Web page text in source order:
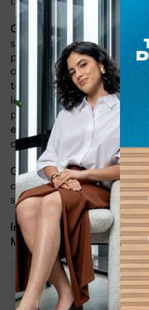
Os detalhes metalizados e o
são um convite para um
personalidade. Fabricado
de alta qualidade, incluindo
tornozelo para maior
leveza,
pesando apenas
permaneçam
em EVA proporciona
conforto a um novo nível.
Com uma sola de 4,10 cm, o
oferece o suporte
seu estilo atemporal se
Indicado para:Dia a dia,
Material: Sintético
Altura da sola: 4,10 cm
Cor: Branco